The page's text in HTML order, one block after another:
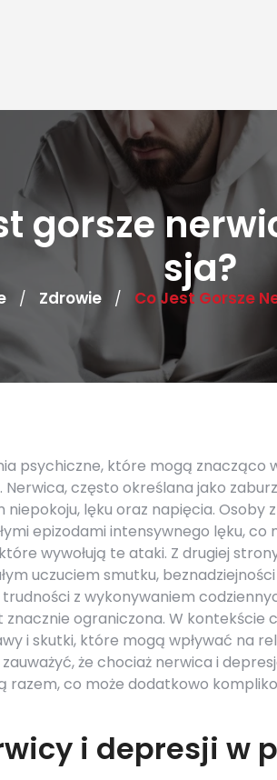
gorsze
sja?
/ Zdrowie / Co Jest Gorsze
psychiczne, które mogą znacząco
często określana jako
lęku oraz napięcia. Osoby
epizodami intensywnego lęku, co
wywołują te ataki. Z drugiej
uczuciem smutku,
z wykonywaniem
ograniczona. W kontekście
i skutki, które mogą wpływać na
że chociaż nerwica i
co może dodatkowo
i depresji w